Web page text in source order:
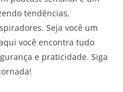
tendências,
Seja você um
você encontra tudo
e praticidade. Siga